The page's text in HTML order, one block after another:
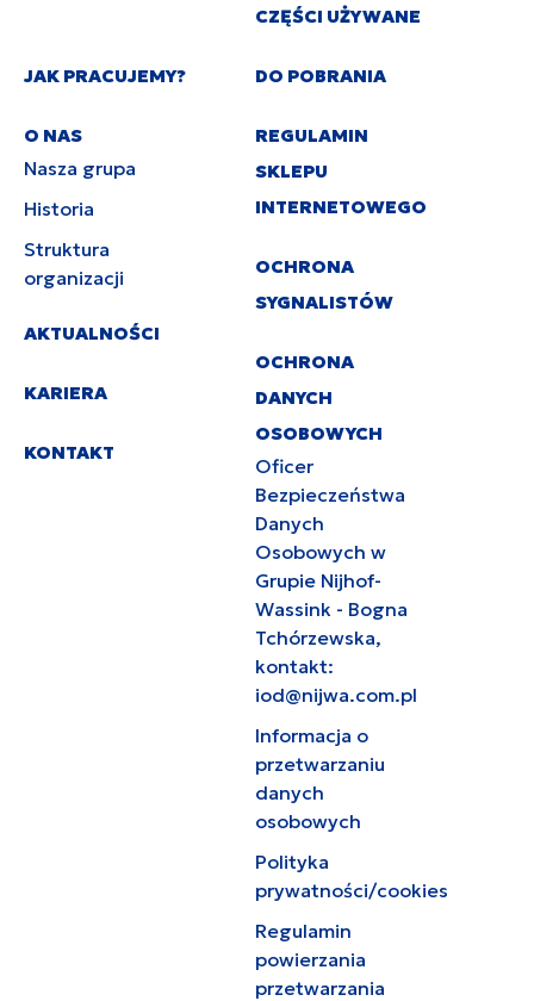
CZĘŚCI UŻYWANE
JAK PRACUJEMY?
O NAS
Nasza grupa
Historia
Struktura
organizacji
AKTUALNOŚCI
KARIERA
KONTAKT
DO POBRANIA
REGULAMIN
SKLEPU
INTERNETOWEGO
OCHRONA
SYGNALISTÓW
OCHRONA
DANYCH
OSOBOWYCH
Oficer
Bezpieczeństwa
Danych
Osobowych w
Grupie Nijhof-
Wassink - Bogna
Tchórzewska,
kontakt:
iod@nijwa.com.pl
Informacja o
przetwarzaniu
danych
osobowych
Polityka
prywatności/cookies
Regulamin
powierzania
przetwarzania